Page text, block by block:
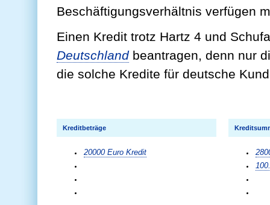
Beschäftigungsverhältnis verfügen
Einen Kredit trotz Hartz 4 und
Deutschlandbeantragen, denn nur
die solche Kredite für deutsche
Kreditbeträge
20000 Euro Kredit